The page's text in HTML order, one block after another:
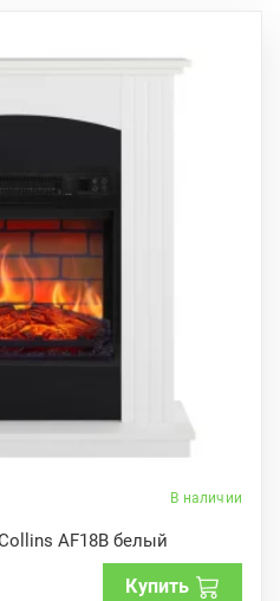
В наличии
AF18B белый
Купить